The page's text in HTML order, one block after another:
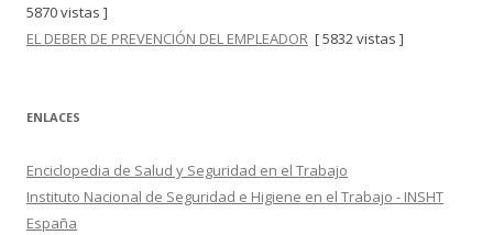
5870 vistas ]
EL DEBER DE PREVENCIÓN DEL EMPLEADOR [ 5832 vistas ]
ENLACES
Enciclopedia de Salud y Seguridad en el Trabajo
Instituto Nacional de Seguridad e Higiene en el Trabajo - INSHT
España